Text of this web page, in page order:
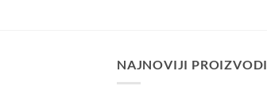
NAJNOVIJI PROIZVODI